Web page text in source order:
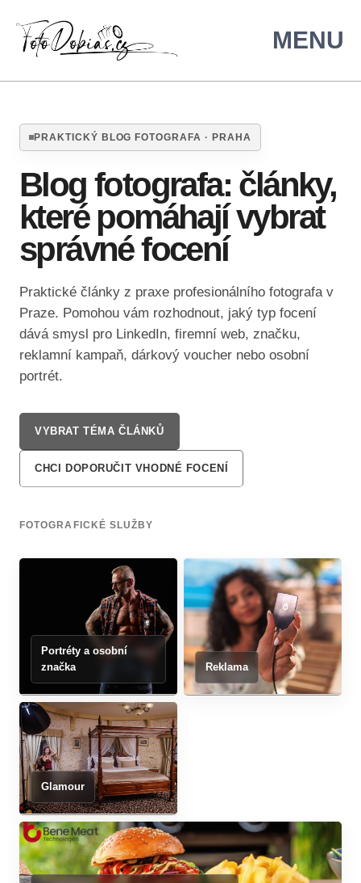
PRAKTICKÝ BLOG FOTOGRAFA · PRAHA
Blog fotografa: články,
které pomáhají vybrat
správné focení
Praktické články z praxe profesionálního fotografa v
Praze. Pomohou vám rozhodnout, jaký typ focení
dává smysl pro LinkedIn, firemní web, značku,
reklamní kampaň, dárkový voucher nebo osobní
portrét.
VYBRAT TÉMA ČLÁNKŮ
CHCI DOPORUČIT VHODNÉ FOCENÍ
FOTOGRAFICKÉ SLUŽBY
Portréty a osobní
značka
Reklama
Glamour